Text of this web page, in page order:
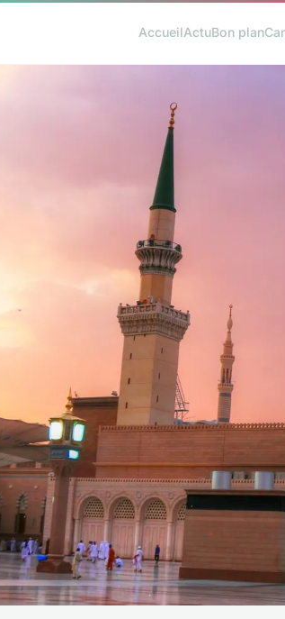
AccueilActuBon plan